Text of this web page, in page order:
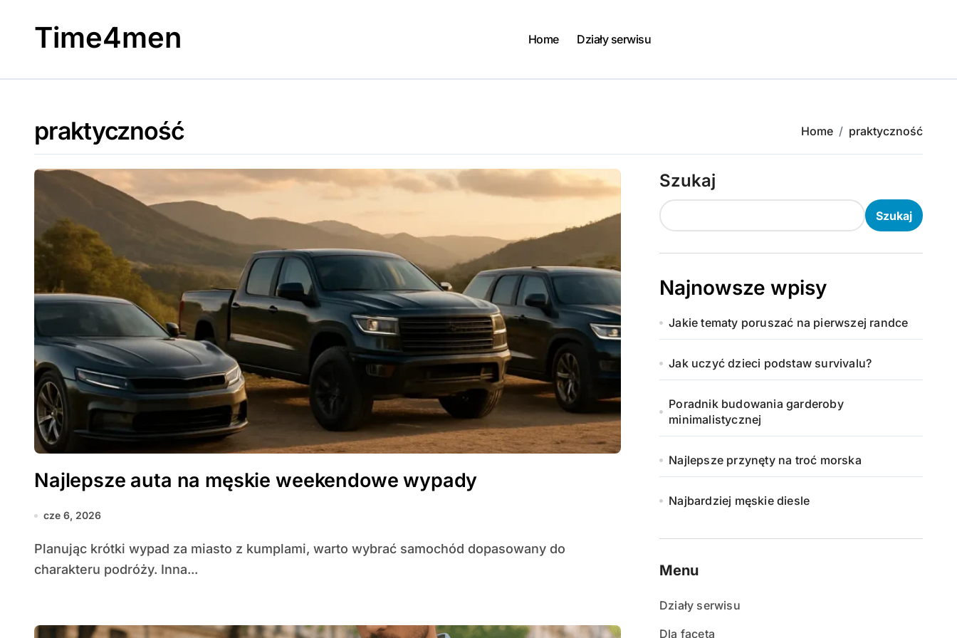
Time4men Home Działy serwisu
praktyczność Home praktyczność
Najlepsze auta na męskie weekendowe wypady
cze 6, 2026
Planując krótki wypad za miasto z kumplami, warto wybrać samochód dopasowany do
charakteru podróży. Inna...
Szukaj
Szukaj
Najnowsze wpisy
Jakie tematy poruszać na pierwszej randce
Jak uczyć dzieci podstaw survivalu?
Poradnik budowania garderoby
minimalistycznej
Najlepsze przynęty na troć morska
Najbardziej męskie diesle
Menu
Działy serwisu
Dla faceta